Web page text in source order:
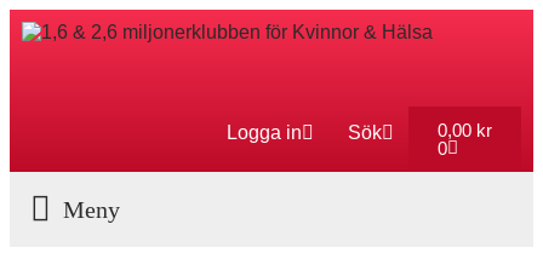
Logga in Sök 0,00 kr
0